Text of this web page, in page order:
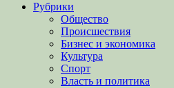
Рубрики
Общество
Происшествия
Бизнес и экономика
Культура
Спорт
Власть и политика